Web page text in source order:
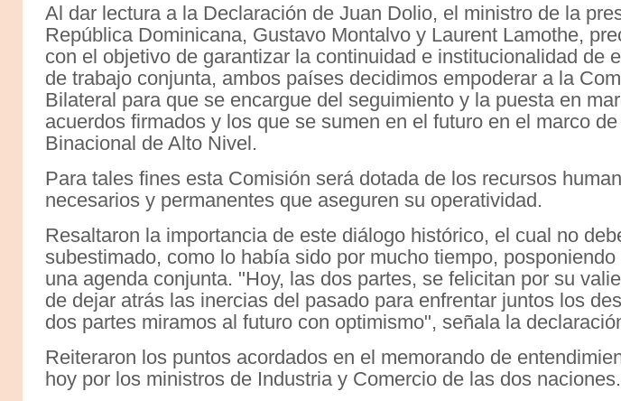
Al dar lectura a la Declaración de Juan Dolio, el ministro de la
República Dominicana, Gustavo Montalvo y Laurent Lamothe,
con el objetivo de garantizar la continuidad e institucionalidad de
de trabajo conjunta, ambos países decidimos empoderar a la
Bilateral para que se encargue del seguimiento y la puesta en
acuerdos firmados y los que se sumen en el futuro en el marco
Binacional de Alto Nivel.
Para tales fines esta Comisión será dotada de los recursos
necesarios y permanentes que aseguren su operatividad.
Resaltaron la importancia de este diálogo histórico, el cual no
subestimado, como lo había sido por mucho tiempo,
una agenda conjunta. "Hoy, las dos partes, se felicitan por su
de dejar atrás las inercias del pasado para enfrentar juntos los
dos partes miramos al futuro con optimismo", señala la
Reiteraron los puntos acordados en el memorando de
hoy por los ministros de Industria y Comercio de las dos naciones.